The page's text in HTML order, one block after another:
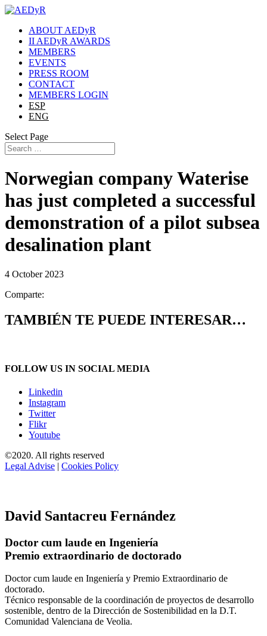
ABOUT AEDyR
II AEDyR AWARDS
MEMBERS
EVENTS
PRESS ROOM
CONTACT
MEMBERS LOGIN
ESP
ENG
Select Page
Norwegian company Waterise
has just completed a successful
demonstration of a pilot subsea
desalination plant
4 October 2023
Comparte:
TAMBIÉN TE PUEDE INTERESAR…
FOLLOW US IN SOCIAL MEDIA
Linkedin
Instagram
Twitter
Flikr
Youtube
©2020. All rights reserved
Legal Advise | Cookies Policy
David Santacreu Fernández
Doctor cum laude en Ingeniería
Premio extraordinario de doctorado
Doctor cum laude en Ingeniería y Premio Extraordinario de
doctorado.
Técnico responsable de la coordinación de proyectos de desarrollo
sostenible, dentro de la Dirección de Sostenibilidad en la D.T.
Comunidad Valenciana de Veolia.